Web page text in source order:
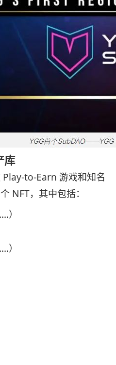
库
Play-to-Earn 游戏和知名
NFT，其中包括：
）
）